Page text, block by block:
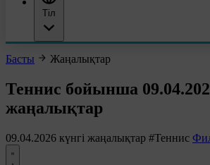
Тіл
Басты Жаңалықтар
Теннис бойынша
жаңалықтар
09.04.2026 күнгі жаңалықтар #Теннис